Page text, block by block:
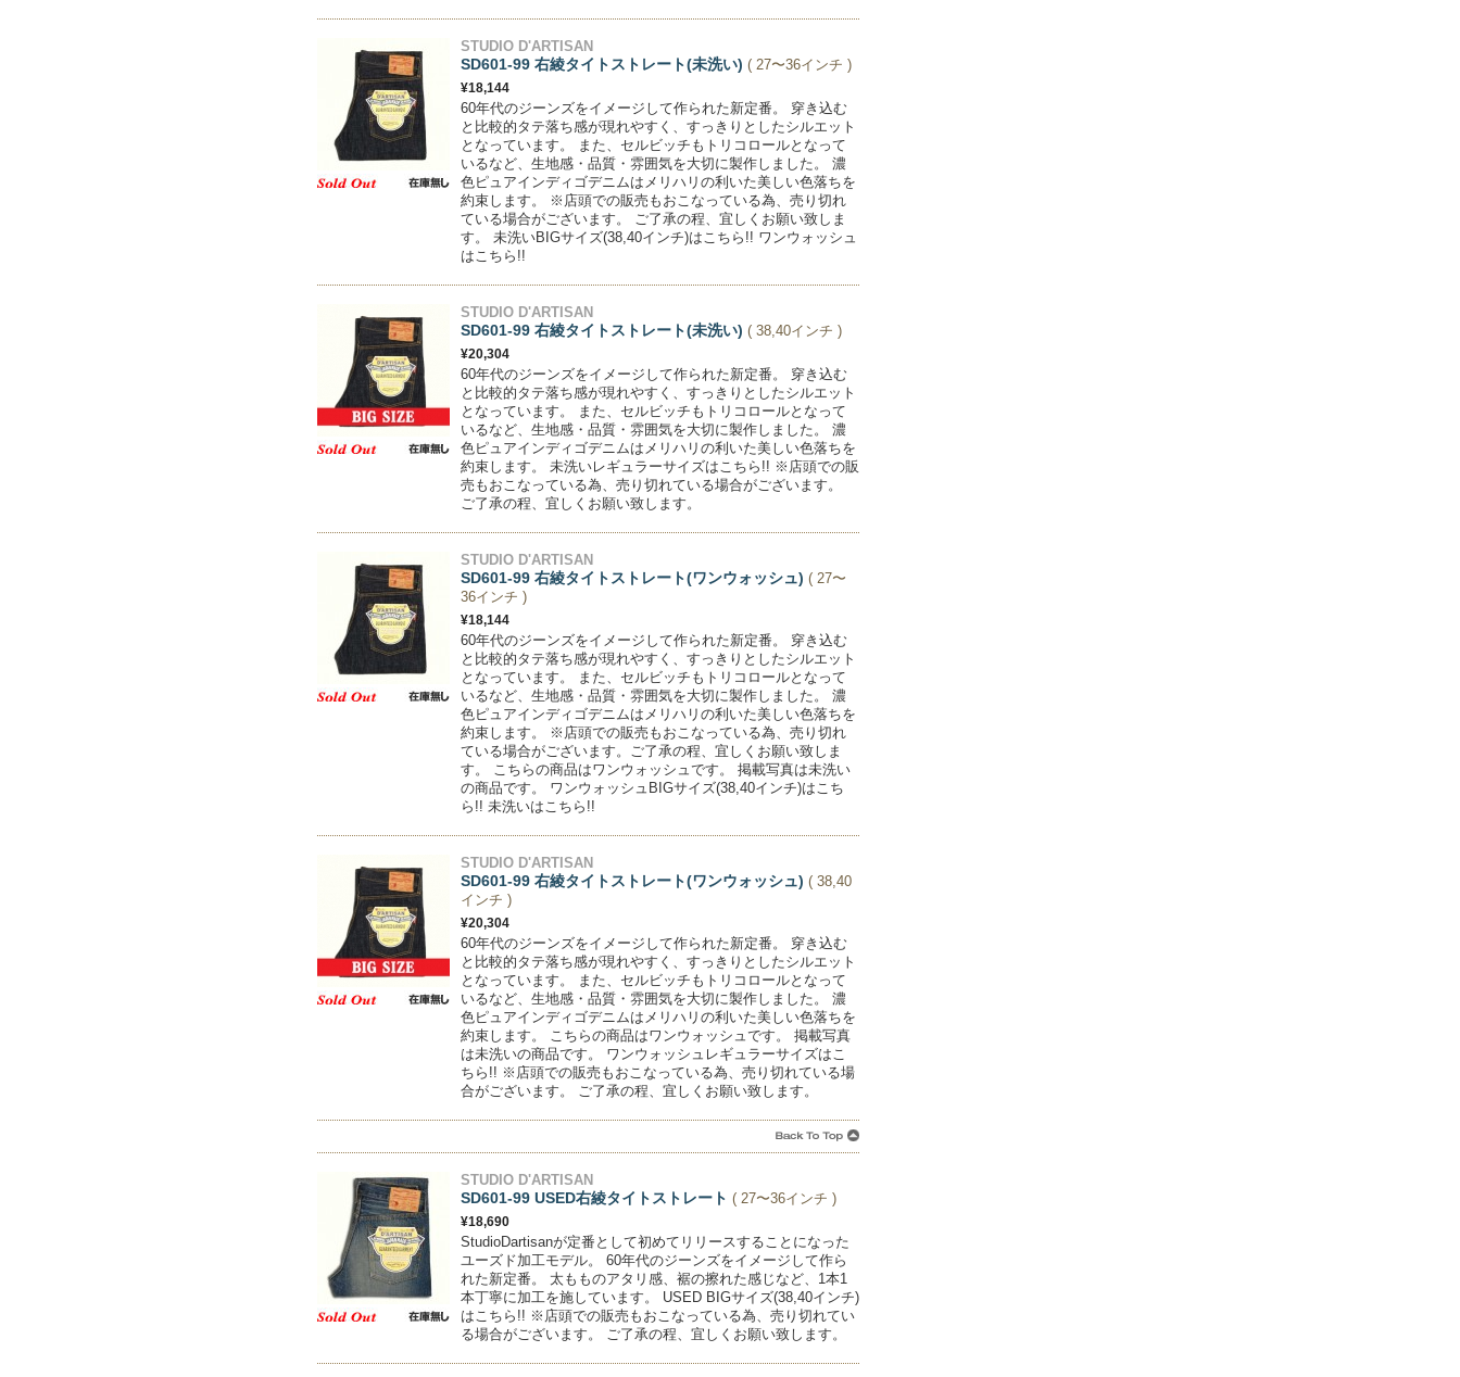
STUDIO D'ARTISAN
SD601-99 右綾タイトストレート(未洗い) ( 27〜36インチ )
¥18,144
60年代のジーンズをイメージして作られた新定番。 穿き込む
と比較的タテ落ち感が現れやすく、すっきりとしたシルエット
となっています。 また、セルビッチもトリコロールとなって
いるなど、生地感・品質・雰囲気を大切に製作しました。 濃
色ピュアインディゴデニムはメリハリの利いた美しい色落ちを
約束します。 ※店頭での販売もおこなっている為、売り切れ
ている場合がございます。 ご了承の程、宜しくお願い致しま
す。 未洗いBIGサイズ(38,40インチ)はこちら!! ワンウォッシュ
はこちら!!
STUDIO D'ARTISAN
SD601-99 右綾タイトストレート(未洗い) ( 38,40インチ )
¥20,304
60年代のジーンズをイメージして作られた新定番。 穿き込む
と比較的タテ落ち感が現れやすく、すっきりとしたシルエット
となっています。 また、セルビッチもトリコロールとなって
いるなど、生地感・品質・雰囲気を大切に製作しました。 濃
色ピュアインディゴデニムはメリハリの利いた美しい色落ちを
約束します。 未洗いレギュラーサイズはこちら!! ※店頭での販
売もおこなっている為、売り切れている場合がございます。
ご了承の程、宜しくお願い致します。
STUDIO D'ARTISAN
SD601-99 右綾タイトストレート(ワンウォッシュ) ( 27〜
36インチ )
¥18,144
60年代のジーンズをイメージして作られた新定番。 穿き込む
と比較的タテ落ち感が現れやすく、すっきりとしたシルエット
となっています。 また、セルビッチもトリコロールとなって
いるなど、生地感・品質・雰囲気を大切に製作しました。 濃
色ピュアインディゴデニムはメリハリの利いた美しい色落ちを
約束します。 ※店頭での販売もおこなっている為、売り切れ
ている場合がございます。ご了承の程、宜しくお願い致しま
す。 こちらの商品はワンウォッシュです。 掲載写真は未洗い
の商品です。 ワンウォッシュBIGサイズ(38,40インチ)はこち
ら!! 未洗いはこちら!!
STUDIO D'ARTISAN
SD601-99 右綾タイトストレート(ワンウォッシュ) ( 38,40
インチ )
¥20,304
60年代のジーンズをイメージして作られた新定番。 穿き込む
と比較的タテ落ち感が現れやすく、すっきりとしたシルエット
となっています。 また、セルビッチもトリコロールとなって
いるなど、生地感・品質・雰囲気を大切に製作しました。 濃
色ピュアインディゴデニムはメリハリの利いた美しい色落ちを
約束します。 こちらの商品はワンウォッシュです。 掲載写真
は未洗いの商品です。 ワンウォッシュレギュラーサイズはこ
ちら!! ※店頭での販売もおこなっている為、売り切れている場
合がございます。 ご了承の程、宜しくお願い致します。
STUDIO D'ARTISAN
SD601-99 USED右綾タイトストレート ( 27〜36インチ )
¥18,690
StudioDartisanが定番として初めてリリースすることになった
ユーズド加工モデル。 60年代のジーンズをイメージして作ら
れた新定番。 太もものアタリ感、裾の擦れた感じなど、1本1
本丁寧に加工を施しています。 USED BIGサイズ(38,40インチ)
はこちら!! ※店頭での販売もおこなっている為、売り切れてい
る場合がございます。 ご了承の程、宜しくお願い致します。